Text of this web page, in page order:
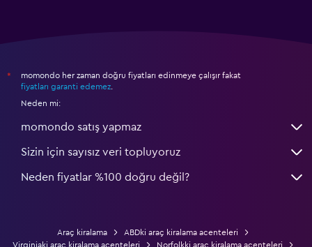
*
momondo her zaman doğru fiyatları edinmeye çalışır fakat
fiyatları garanti edemez.
Neden mi:
momondo satış yapmaz
Sizin için sayısız veri topluyoruz
Neden fiyatlar %100 doğru değil?
Araç kiralama
ABDki araç kiralama acenteleri
Virginiaki araç kiralama acenteleri
Norfolkki araç kiralama acenteleri